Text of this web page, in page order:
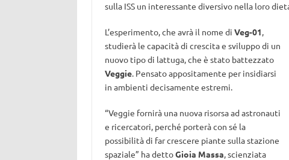
sulla ISS un interessante diversivo nella loro
L’esperimento, che avrà il nome di Veg-01,
studierà le capacità di crescita e sviluppo di un
nuovo tipo di lattuga, che è stato battezzato
Veggie. Pensato appositamente per insidiarsi
in ambienti decisamente estremi.
“Veggie fornirà una nuova risorsa ad astronauti
e ricercatori, perché porterà con sé la
possibilità di far crescere piante sulla stazione
spaziale” ha dettoGioia Massa, scienziata